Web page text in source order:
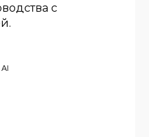
с